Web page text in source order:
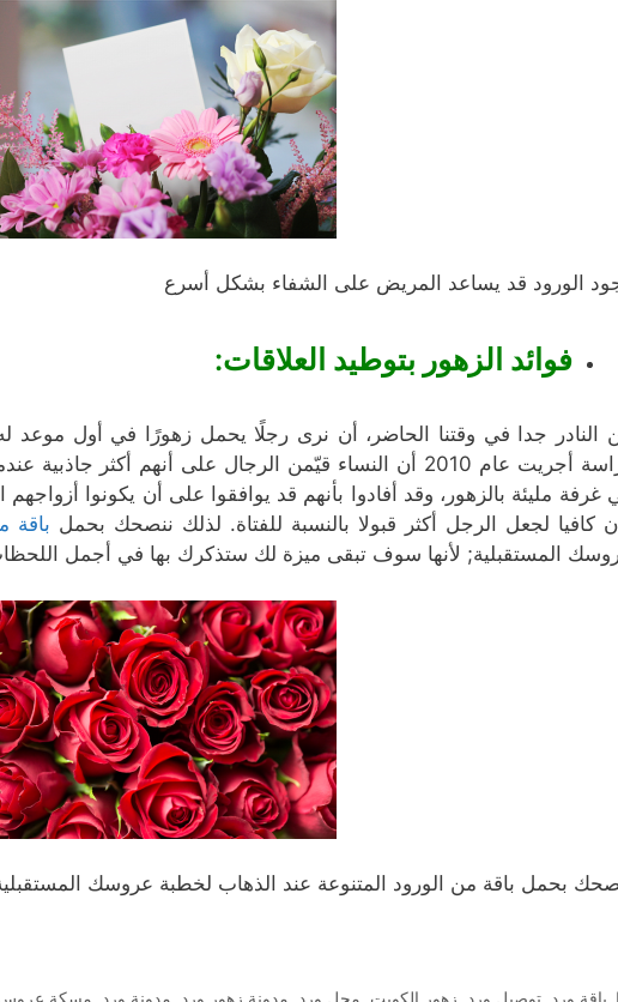
الورود قد يساعد المريض على الشفاء بشكل أسرع
فوائد الزهور بتوطيد العلاقات:
النادر جدا في وقتنا الحاضر، أن نرى رجلًا يحمل زهورًا في أول
دراسة أجريت عام 2010 أن النساء قيّمن الرجال على أنهم
غرفة مليئة بالزهور، وقد أفادوا بأنهم قد يوافقوا على أن يكونوا
كافيا لجعل الرجل أكثر قبولا بالنسبة للفتاة. لذلك ننصحك بحمل باقة
المستقبلية; لأنها سوف تبقى ميزة لك ستذكرك بها في أجمل
بحمل باقة من الورود المتنوعة عند الذهاب لخطبة عروسك
التصنيفات
باقة ورد توصيل ورد زهور الكويت محل ورد مدونة زهور ورد مدونة ورد مسكة